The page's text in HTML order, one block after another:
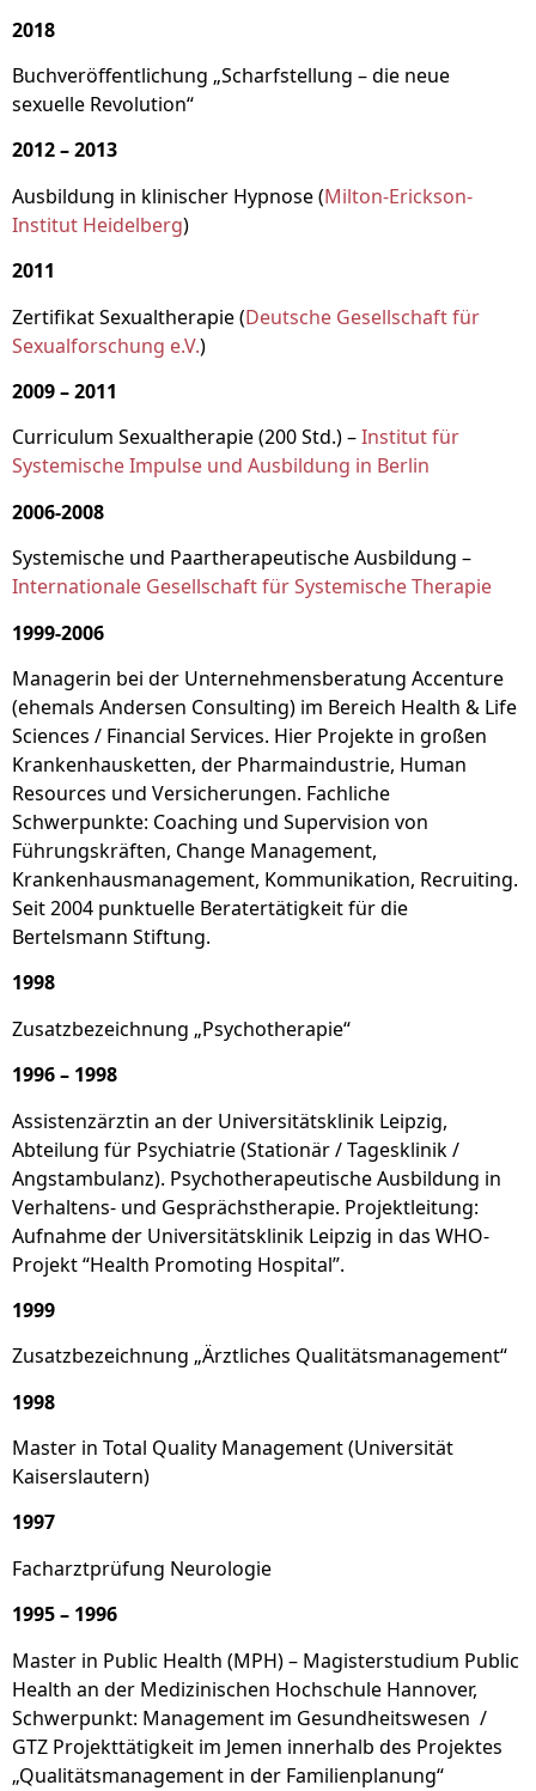
2018
Buchveröffentlichung „Scharfstellung – die neue
sexuelle Revolution“
2012 – 2013
Ausbildung in klinischer Hypnose (Milton-Erickson-
Institut Heidelberg)
2011
Zertifikat Sexualtherapie (Deutsche Gesellschaft für
Sexualforschung e.V.)
2009 – 2011
Curriculum Sexualtherapie (200 Std.) –Institut für
Systemische Impulse und Ausbildung in Berlin
2006-2008
Systemische und Paartherapeutische Ausbildung –
Internationale Gesellschaft für Systemische Therapie
1999-2006
Managerin bei der Unternehmensberatung Accenture
(ehemals Andersen Consulting) im Bereich Health & Life
Sciences / Financial Services. Hier Projekte in großen
Krankenhausketten, der Pharmaindustrie, Human
Resources und Versicherungen. Fachliche
Schwerpunkte: Coaching und Supervision von
Führungskräften, Change Management,
Krankenhausmanagement, Kommunikation, Recruiting.
Seit 2004 punktuelle Beratertätigkeit für die
Bertelsmann Stiftung.
1998
Zusatzbezeichnung „Psychotherapie“
1996 – 1998
Assistenzärztin an der Universitätsklinik Leipzig,
Abteilung für Psychiatrie (Stationär / Tagesklinik /
Angstambulanz). Psychotherapeutische Ausbildung in
Verhaltens- und Gesprächstherapie. Projektleitung:
Aufnahme der Universitätsklinik Leipzig in das WHO-
Projekt “Health Promoting Hospital”.
1999
Zusatzbezeichnung „Ärztliches Qualitätsmanagement“
1998
Master in Total Quality Management (Universität
Kaiserslautern)
1997
Facharztprüfung Neurologie
1995 – 1996
Master in Public Health (MPH) – Magisterstudium Public
Health an der Medizinischen Hochschule Hannover,
Schwerpunkt: Management im Gesundheitswesen /
GTZ Projekttätigkeit im Jemen innerhalb des Projektes
„Qualitätsmanagement in der Familienplanung“